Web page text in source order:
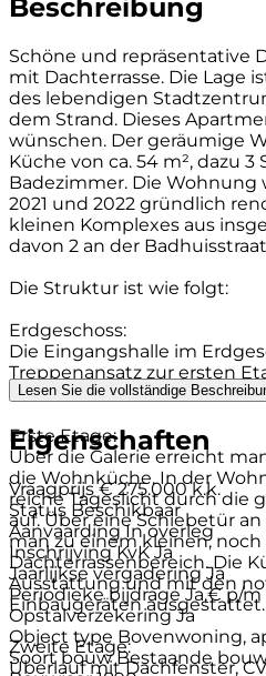
Beschreibung
Schöne und repräsentative
mit Dachterrasse. Die Lage
des lebendigen
dem Strand. Dieses
wünschen. Der geräumige
Küche von ca. 54 m², dazu
Badezimmer. Die Wohnung
2021 und 2022 gründlich
kleinen Komplexes aus
davon 2 an der
Die Struktur ist wie folgt:
Erdgeschoss:
Die Eingangshalle im
Treppenansatz zur ersten
hier Ihr Fahrrad abzustellen.
Erste Etage:
Über die Galerie erreicht
die Wohnküche. In der
reiche Tageslicht durch die
auf. Über eine Schiebetür
man zu einem kleinen,
Dachterrassenbereich. Die
Ausstattung und mit den
Einbaugeräten ausgestattet.
Zweite Etage:
Überlauf mit Dachfenster,
Lesen Sie die vollständige
Eigenschaften
Vraagprijs € 275.000 k.k.
Status Beschikbaar
Aanvaarding In overleg
Inschrijving KvK Ja
Jaarlijkse vergadering Ja
Periodieke bijdrage Ja,€ p/m
Opstalverzekering Ja
Object type Bovenwoning,
Soort bouw Bestaande